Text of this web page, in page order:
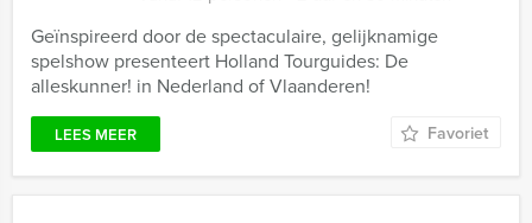
Geïnspireerd door de spectaculaire, gelijknamige
spelshow presenteert Holland Tourguides: De
alleskunner! in Nederland of Vlaanderen!
LEES MEER Favoriet